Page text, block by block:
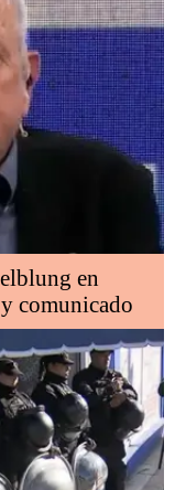
en
comunicado